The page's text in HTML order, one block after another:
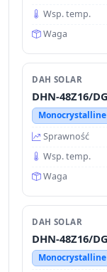
Wsp. temp.
Waga
DAH SOLAR
DHN-48Z16/
Monocrystalline
Sprawność
Wsp. temp.
Waga
DAH SOLAR
DHN-48Z16/
Monocrystalline